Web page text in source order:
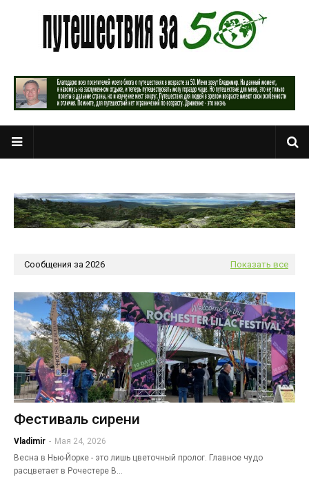
Сообщения за 2026 Показать все
Фестиваль сирени
Vladimir - Мая 24, 2026
Весна в Нью-Йорке - это лишь цветочный пролог. Главное чудо
расцветает в Рочестере В…